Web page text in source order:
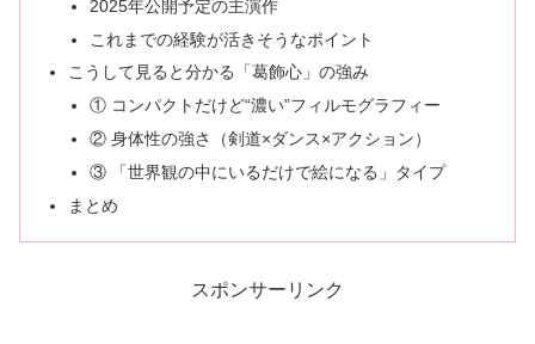
2025年公開予定の主演作
これまでの経験が活きそうなポイント
こうして見ると分かる「葛飾心」の強み
① コンパクトだけど“濃い”フィルモグラフィー
② 身体性の強さ（剣道×ダンス×アクション）
③ 「世界観の中にいるだけで絵になる」タイプ
まとめ
スポンサーリンク